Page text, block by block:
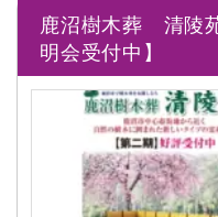
鹿沼樹木葬 清陵
明会受付中】